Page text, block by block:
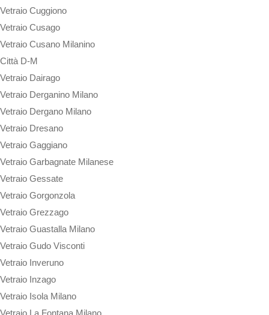
Vetraio Cuggiono
Vetraio Cusago
Vetraio Cusano Milanino
Città D-M
Vetraio Dairago
Vetraio Derganino Milano
Vetraio Dergano Milano
Vetraio Dresano
Vetraio Gaggiano
Vetraio Garbagnate Milanese
Vetraio Gessate
Vetraio Gorgonzola
Vetraio Grezzago
Vetraio Guastalla Milano
Vetraio Gudo Visconti
Vetraio Inveruno
Vetraio Inzago
Vetraio Isola Milano